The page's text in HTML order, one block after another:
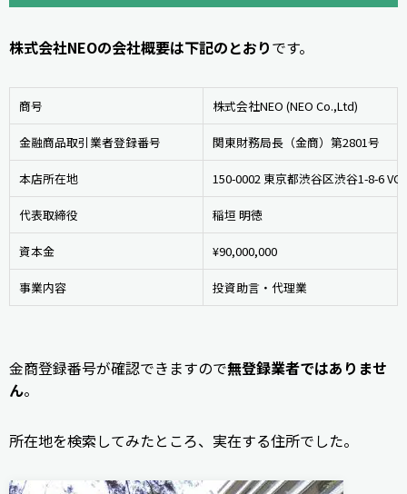
株式会社NEOの会社概要は下記のとおりです。
商号 株式会社NEO (NEO Co.,Ltd)
金融商品取引業者登録番号 関東財務局長（金商）第2801号
本店所在地 150-0002 東京都渋谷区渋谷1-8-6
代表取締役 稲垣 明徳
資本金 ¥90,000,000
事業内容 投資助言・代理業
金商登録番号が確認できますので無登録業者ではありませ
ん。
所在地を検索してみたところ、実在する住所でした。